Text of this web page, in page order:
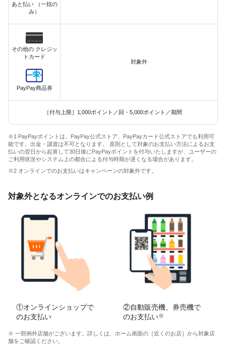
あと払い （一括の
み）
その他の クレジッ
トカード
PayPay商品券
対象外
［付与上限］1,000ポイント／回・5,000ポイント／期間
※1 PayPayポイントは、PayPay公式ストア、PayPayカード公式ストアでも利用可
能です。出金・譲渡は不可となります。 原則として対象のお支払い方法によるお支
払いの翌日から起算して30日後にPayPayポイントを付与いたしますが、ユーザーの
ご利用状況やシステム上の都合による付与時期が遅くなる場合があります。
※2 オンラインでのお支払いはキャンペーンの対象外です。
対象外となるオンラインでのお支払い例
①オンラインショップで
のお支払い
②自動販売機、券売機で
のお支払い※
※ 一部例外店舗がございます。詳しくは、ホーム画面の［近くのお店］から対象店
舗をご確認ください。